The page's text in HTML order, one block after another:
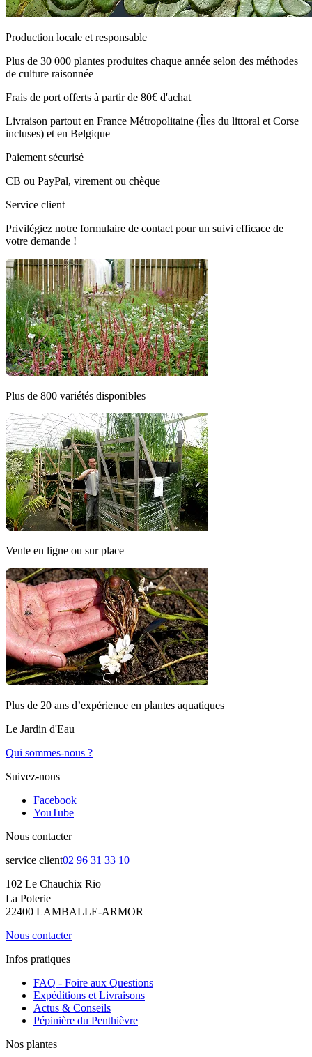
Production locale et responsable
Plus de 30 000 plantes produites chaque année selon des méthodes
de culture raisonnée
Frais de port offerts à partir de 80€ d'achat
Livraison partout en France Métropolitaine (Îles du littoral et Corse
incluses) et en Belgique
Paiement sécurisé
CB ou PayPal, virement ou chèque
Service client
Privilégiez notre formulaire de contact pour un suivi efficace de
votre demande !
Plus de 800 variétés disponibles
Vente en ligne ou sur place
Plus de 20 ans d’expérience en plantes aquatiques
Le Jardin d'Eau
Qui sommes-nous ?
Suivez-nous
Facebook
YouTube
Nous contacter
service client02 96 31 33 10
102 Le Chauchix Rio
La Poterie
22400 LAMBALLE-ARMOR
Nous contacter
Infos pratiques
FAQ - Foire aux Questions
Expéditions et Livraisons
Actus & Conseils
Pépinière du Penthièvre
Nos plantes